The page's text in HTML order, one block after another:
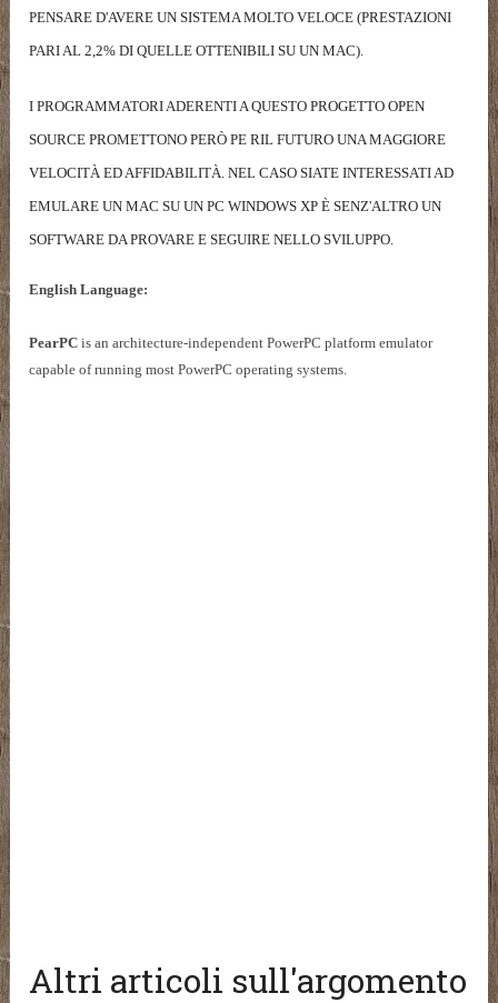
PENSARE D'AVERE UN SISTEMA MOLTO VELOCE (PRESTAZIONI
PARI AL 2,2% DI QUELLE OTTENIBILI SU UN MAC).
I PROGRAMMATORI ADERENTI A QUESTO PROGETTO OPEN
SOURCE PROMETTONO PERÒ PE RIL FUTURO UNA MAGGIORE
VELOCITÀ ED AFFIDABILITÀ. NEL CASO SIATE INTERESSATI AD
EMULARE UN MAC SU UN PC WINDOWS XP È SENZ'ALTRO UN
SOFTWARE DA PROVARE E SEGUIRE NELLO SVILUPPO.
English Language:
PearPC is an architecture-independent PowerPC platform emulator
capable of running most PowerPC operating systems.
Altri articoli sull'argomento